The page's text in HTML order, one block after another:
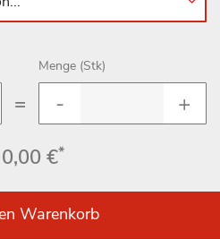
=
Menge (Stk)
0,00 €*
Warenkorb